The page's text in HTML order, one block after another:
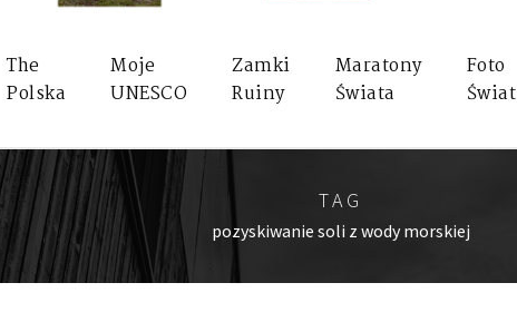
The
Polska
Moje
UNESCO
Zamki
Ruiny
Maratony
Świata
Foto
Świat
TAG
pozyskiwanie soli z wody morskiej